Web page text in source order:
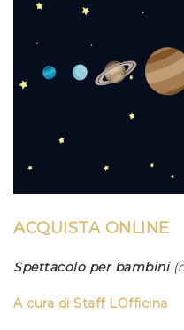
ACQUISTA ONLINE
Spettacolo per bambini
A cura di Staff LOfficina